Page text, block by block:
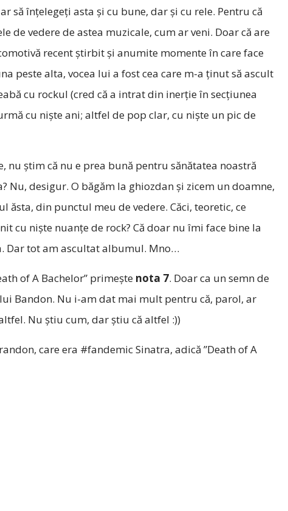
să înțelegeți asta și cu bune, dar și cu rele. Pentru că
de vedere de astea muzicale, cum ar veni. Doar că are
recent știrbit și anumite momente în care face
peste alta, vocea lui a fost cea care m-a ținut să ascult
cu rockul (cred că a intrat din inerție în secțiunea
cu niște ani; altfel de pop clar, cu niște un pic de
nu știm că nu e prea bună pentru sănătatea noastră
Nu, desigur. O băgăm la ghiozdan și zicem un doamne,
ăsta, din punctul meu de vedere. Căci, teoretic, ce
cu niște nuanțe de rock? Că doar nu îmi face bine la
Dar tot am ascultat albumul. Mno…
of A Bachelor” primește nota 7. Doar ca un semn de
Bandon. Nu i-am dat mai mult pentru că, parol, ar
Nu știu cum, dar știu că altfel :))
care era #fandemic Sinatra, adică ”Death of A